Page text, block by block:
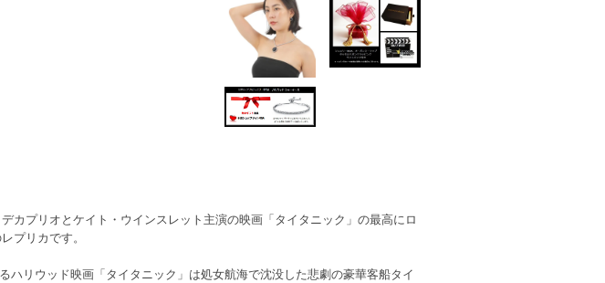
カプリオとケイト・ウインスレット主演の映画「タイタニック」の最高にロ
プリカです。
リウッド映画「タイタニック」は処女航海で沈没した悲劇の豪華客船タイ